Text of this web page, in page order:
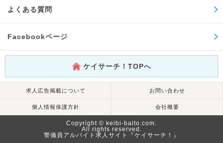
よくある質問
Facebookページ
ケイサーチ！TOPへ
求人広告掲載について お問い合わせ
個人情報保護方針 会社概要
Copyright © keibi-baito.com.
All rights reserved.
警備員アルバイト求人サイト『ケイサーチ！』